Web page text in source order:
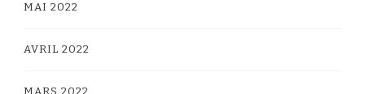
MAI 2022
AVRIL 2022